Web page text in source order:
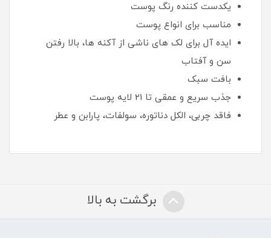
یکدست کننده رنگ پوست
مناسب برای انواع پوست
ایده آل برای لک های ناشی از آکنه ها، بالا رفتن
سن و آفتاب
بافت سبک
جذب سریع و عمقی تا 21 لایه پوست
فاقد چربی، الکل دناتوره، سولفات، پارابن و عطر
برگشت به بالا